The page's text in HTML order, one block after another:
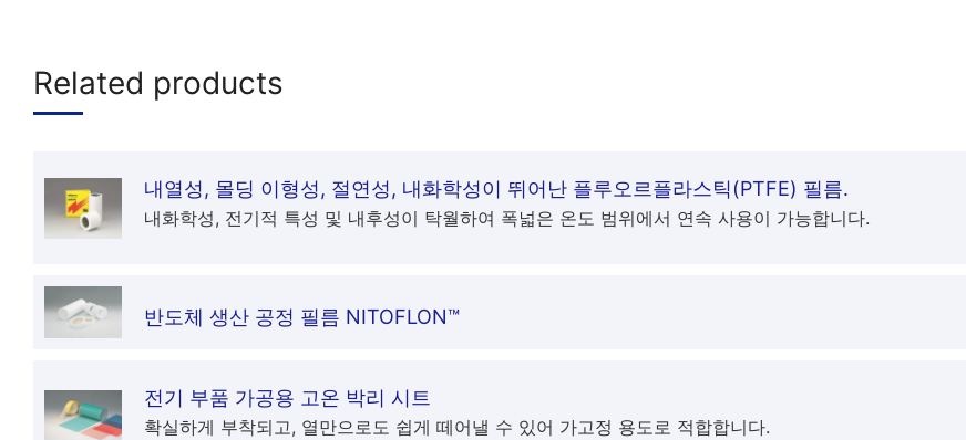
Related products
내열성, 몰딩 이형성, 절연성, 내화학성이 뛰어난 플루오르플라스틱(PTFE) 필름.
내화학성, 전기적 특성 및 내후성이 탁월하여 폭넓은 온도 범위에서 연속 사용이 가능합니다.
반도체 생산 공정 필름 NITOFLON™
전기 부품 가공용 고온 박리 시트
확실하게 부착되고, 열만으로도 쉽게 떼어낼 수 있어 가고정 용도로 적합합니다.